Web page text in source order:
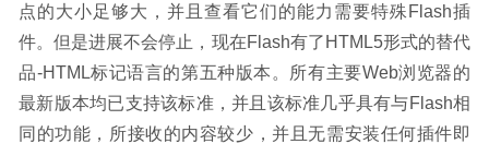
点的大小足够大，并且查看它们的能力需要特殊Flash插
件。但是进展不会停止，现在Flash有了HTML5形式的替代
品-HTML标记语言的第五种版本。所有主要Web浏览器的
最新版本均已支持该标准，并且该标准几乎具有与Flash相
同的功能，所接收的内容较少，并且无需安装任何插件即